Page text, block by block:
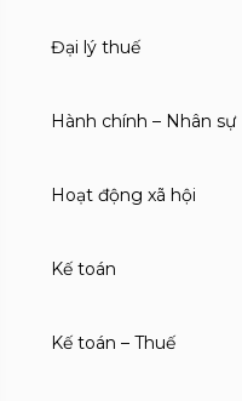
Đại lý thuế
Hành chính – Nhân sự
Hoạt động xã hội
Kế toán
Kế toán – Thuế